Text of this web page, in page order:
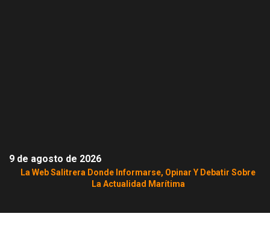
9 de agosto de 2026
La Web Salitrera Donde Informarse, Opinar Y Debatir Sobre
La Actualidad Marítima